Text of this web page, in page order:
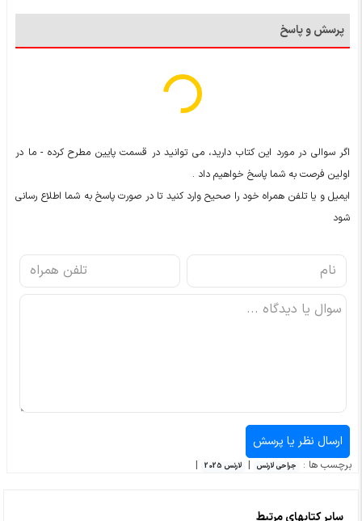
پرسش و پاسخ
اگر سوالی در مورد این کتاب دارید، می توانید در قسمت پایین مطرح کرده - ما در
اولین فرصت به شما پاسخ خواهیم داد .
ایمیل و یا تلفن همراه خود را صحیح وارد کنید تا در صورت پاسخ به شما اطلاع رسانی
شود
برچسب ها : جراحی لارنس لارنس 2025